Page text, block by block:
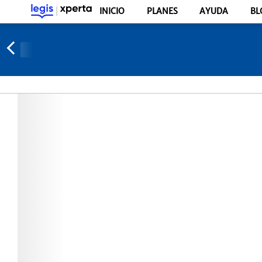
INICIO PLANES AYUDA